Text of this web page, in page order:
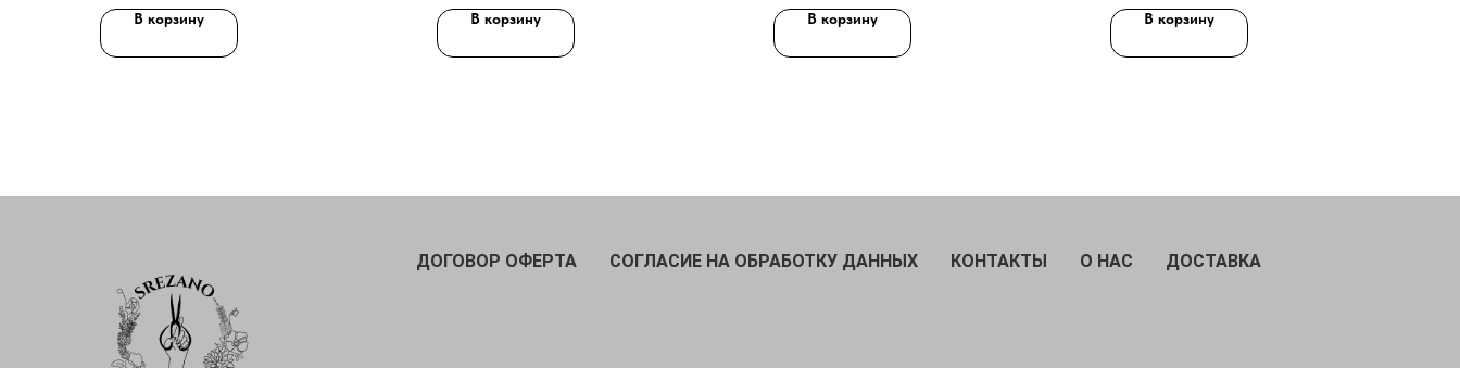
В корзину В корзину В корзину В корзину
ДОГОВОР ОФЕРТА СОГЛАСИЕ НА ОБРАБОТКУ ДАННЫХ КОНТАКТЫ О НАС ДОСТАВКА